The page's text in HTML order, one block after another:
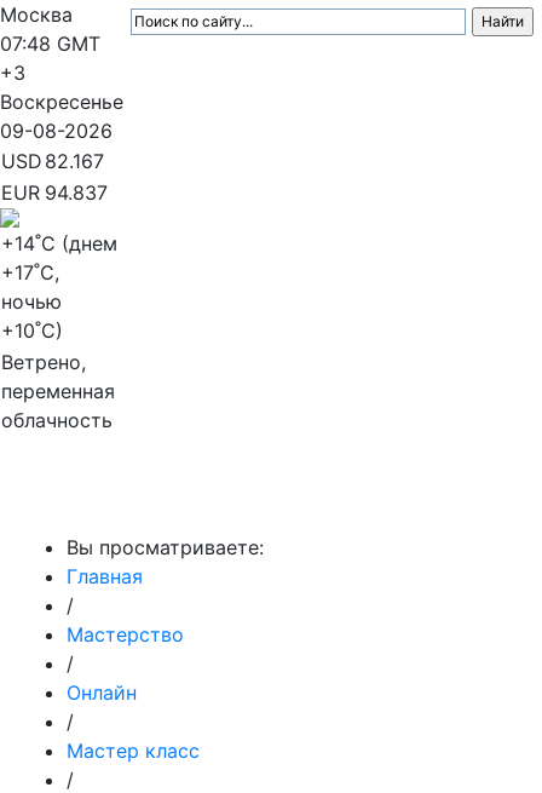
Москва
07:48 GMT
+3
Воскресенье
09-08-2026
USD 82.167
EUR 94.837
+14˚C (днем
+17˚C,
ночью
+10˚C)
Ветрено,
переменная
облачность
Вы просматриваете:
Главная
/
Мастерство
/
Онлайн
/
Мастер класс
/